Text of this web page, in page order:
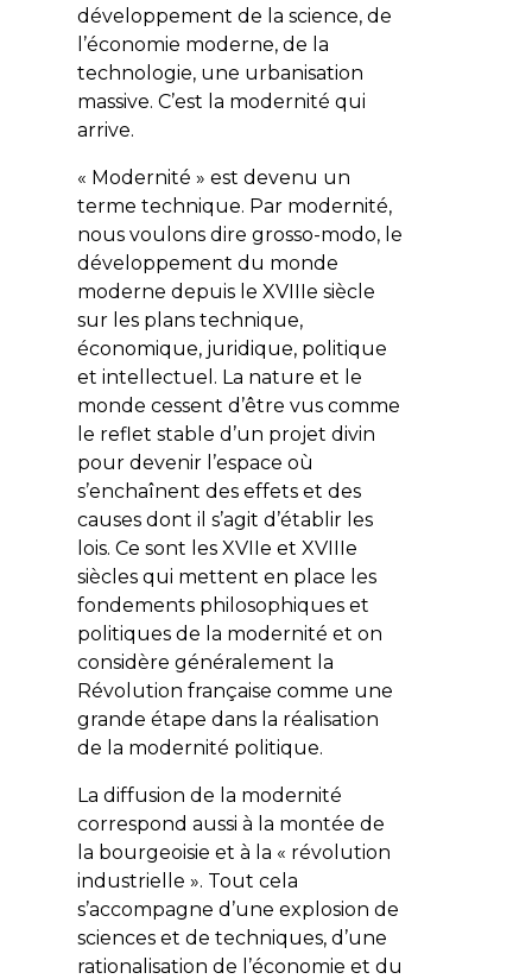
développement de la science, de
l’économie moderne, de la
technologie, une urbanisation
massive. C’est la modernité qui
arrive.
« Modernité » est devenu un
terme technique. Par modernité,
nous voulons dire grosso-modo, le
développement du monde
moderne depuis le XVIIIe siècle
sur les plans technique,
économique, juridique, politique
et intellectuel. La nature et le
monde cessent d’être vus comme
le reflet stable d’un projet divin
pour devenir l’espace où
s’enchaînent des effets et des
causes dont il s’agit d’établir les
lois. Ce sont les XVIIe et XVIIIe
siècles qui mettent en place les
fondements philosophiques et
politiques de la modernité et on
considère généralement la
Révolution française comme une
grande étape dans la réalisation
de la modernité politique.
La diffusion de la modernité
correspond aussi à la montée de
la bourgeoisie et à la « révolution
industrielle ». Tout cela
s’accompagne d’une explosion de
sciences et de techniques, d’une
rationalisation de l’économie et du